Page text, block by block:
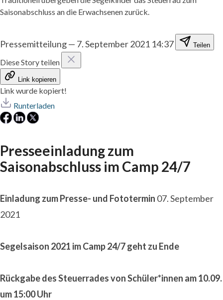
Saisonabschluss an die Erwachsenen zurück.
Pressemitteilung— 7. September 2021 14:37 Teilen
Diese Story teilen
Link kopieren
Link wurde kopiert!
Runterladen
Presseeinladung zum
Saisonabschluss im Camp 24/7
Einladung zum Presse- und Fototermin 07. September
2021
Segelsaison 2021 im Camp 24/7 geht zu Ende
Rückgabe des Steuerrades von Schüler*innen am 10.09.
um 15:00 Uhr